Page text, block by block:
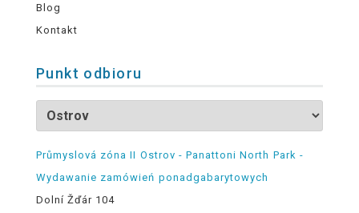
Blog
Kontakt
Punkt odbioru
Průmyslová zóna II Ostrov - Panattoni North Park -
Wydawanie zamówień ponadgabarytowych
Dolní Žďár 104